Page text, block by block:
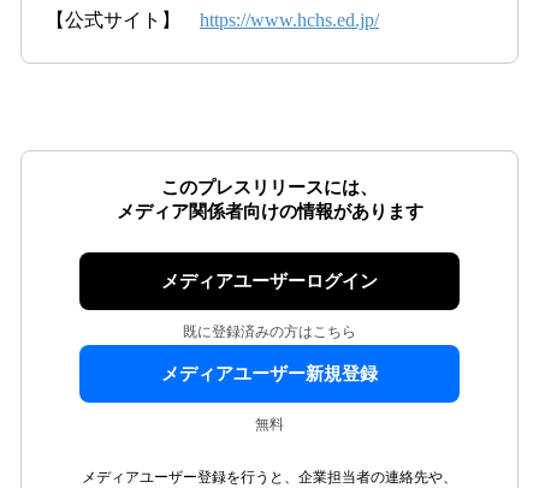
【公式サイト】 https://www.hchs.ed.jp/
このプレスリリースには、
メディア関係者向けの情報があります
メディアユーザーログイン
既に登録済みの方はこちら
メディアユーザー新規登録
無料
メディアユーザー登録を行うと、企業担当者の連絡先や、